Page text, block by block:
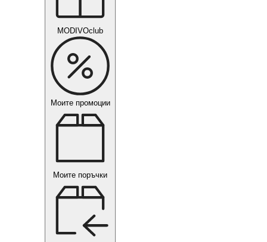
MODIVOclub
Моите промоции
Моите поръчки